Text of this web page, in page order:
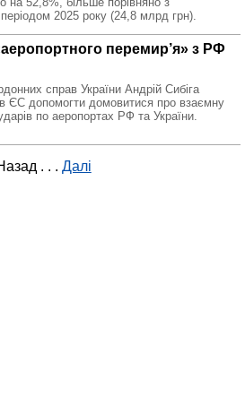
2025 року (24,8 млрд грн).
перемир’я» з РФ
справ України Андрій Сибіга
ЄС допомогти домовитися про взаємну
по аеропортах РФ та України.
. . . Далі